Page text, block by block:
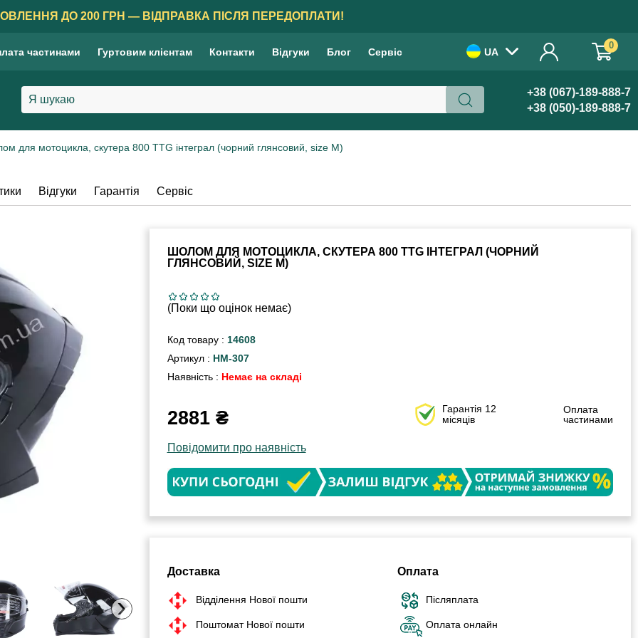
ДО 200 ГРН — ВІДПРАВКА ПІСЛЯ ПЕРЕДОПЛАТИ!
частинами Гуртовим клієнтам Контакти Відгуки Блог Сервіс UA
0
+38 (067)-189-888-7
+38 (050)-189-888-7
для мотоцикла, скутера 800 TTG інтеграл (чорний глянсовий, size M)
Відгуки Гарантія Сервіс
›
ШОЛОМ ДЛЯ МОТОЦИКЛА, СКУТЕРА 800 TTG ІНТЕГРАЛ (ЧОРНИЙ
ГЛЯНСОВИЙ, SIZE M)
(Поки що оцінок немає)
Код товару : 14608
Артикул : НМ-307
Наявність : Немає на складі
2881₴
Гарантія 12
місяців
Оплата
частинами
Повідомити про наявність
Доставка
Відділення Нової пошти
Поштомат Нової пошти
Оплата
Післяплата
Оплата онлайн